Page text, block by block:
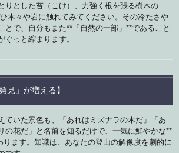
りとした苔（こけ）、力強く根を張る樹木の
木々や岩に触れてみてください。その冷たさや
とで、自分もまた**「自然の一部」**であること
ぐっと縮まります。
見」が増える】
ていた景色も、「あれはミズナラの木だ」「あ
の花だ」と名前を知るだけで、一気に鮮やかな**
ります。知識は、あなたの登山の解像度を劇的に